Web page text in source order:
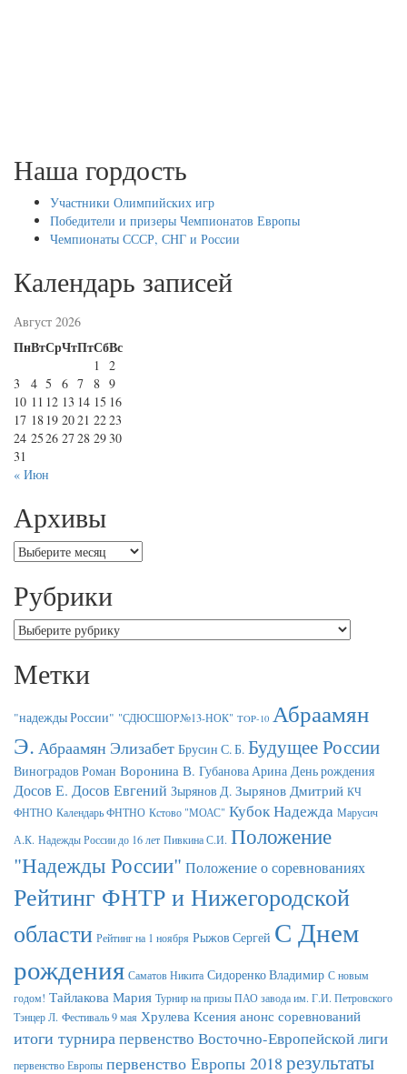
Наша гордость
Участники Олимпийских игр
Победители и призеры Чемпионатов Европы
Чемпионаты СССР, СНГ и Росcии
Календарь записей
Август 2026
ПнВтСрЧтПтСбВс
1
2
3
4 5 6 7 8 9
10 11 12 13 14 15 16
17 18 19 2021 2223
24 2526 2728 2930
31
« Июн
Архивы
Архивы
Рубрики
Рубрики
Метки
"надежды России" "СДЮСШОР№13-НОК" TOP-10 Абраамян
Э. Абраамян Элизабет Брусин С. Б. Будущее России
Виноградов Роман Воронина В. Губанова Арина День рождения
Досов Е. Досов Евгений Зырянов Д. Зырянов Дмитрий КЧ
ФНТНО Календарь ФНТНО Кстово "МОАС" Кубок Надежда Марусич
А.К. Надежды России до 16 лет Пивкина С.И. Положение
"Надежды России" Положение о соревнованиях
Рейтинг ФНТР и Нижегородской
области Рейтинг на 1 ноября Рыжов Сергей С Днем
рождения Саматов Никита Сидоренко Владимир С новым
годом! Тайлакова Мария Турнир на призы ПАО завода им. Г.И. Петровского
Тэнцер Л. Фестиваль 9 мая Хрулева Ксения анонс соревнований
итоги турнирапервенство Восточно-Европейской лиги
первенство Европы первенство Европы 2018 результаты